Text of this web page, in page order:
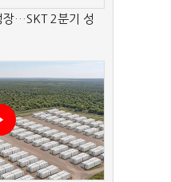
장…SKT 2분기 성